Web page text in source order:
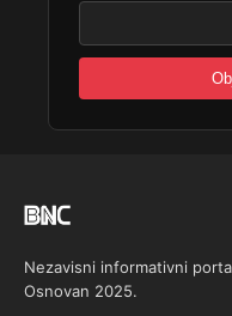
Nezavisni informativni
Osnovan 2025.